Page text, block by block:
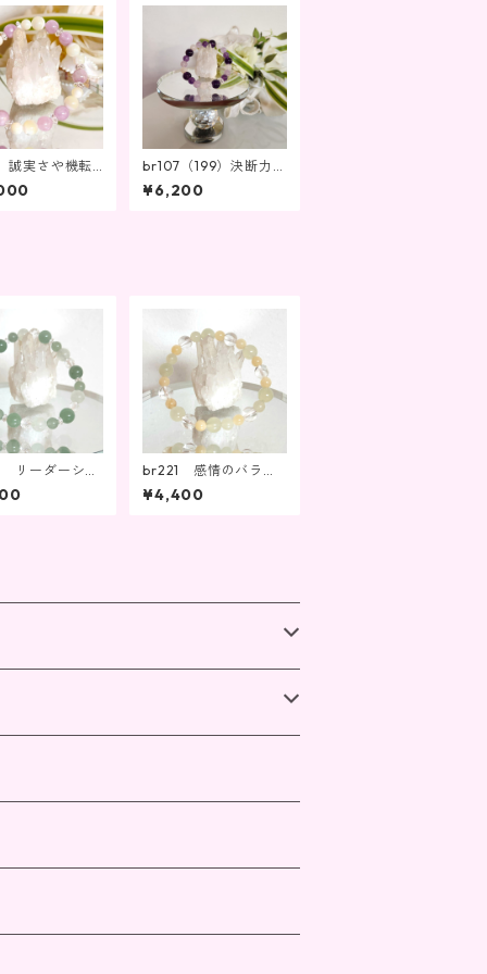
実さや機転
up⤴
br107（199）決断力＆
判断力＆集中力up⤴・
魅力や能力を引き出
¥6,200
ーダーシッ
。人間関係を
br221 感情のバラン
スを整え、信頼を得る
¥4,400